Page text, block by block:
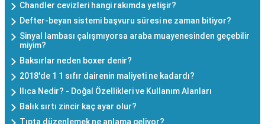
Chandler cevizleri hangi rakımda yetişir?
Defter-beyan sistemi başvuru süresi ne zaman bitiyor?
Sinyal lambası çalışmıyorsa araba muayenesinden geçebilir
miyim?
Baksırlar neden boxer denir?
2018'de 1 1 sıfır dairenin maliyeti ne kadardı?
Ilıca Nedir? - Doğal Özellikleri ve Kullanım Alanları
Balık sırtı zincir kaç ayar olur?
Tıpta düzenlemek ne anlama geliyor?